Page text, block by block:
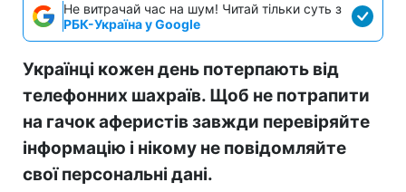
Не витрачай час на шум! Читай тільки суть з
РБК-Україна у Google
Українці кожен день потерпають від
телефонних шахраїв. Щоб не потрапити
на гачок аферистів завжди перевіряйте
інформацію і нікому не повідомляйте
свої персональні дані.